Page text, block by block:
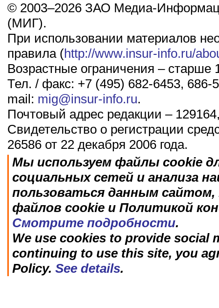
© 2003–2026 ЗАО Медиа-
(МИГ).
При использовании материалов
правила (http://www.insur-info.ru/
Возрастные ограничения – старше
Тел. / факс: +7 (495) 682-6453, 686-
mail: mig@insur-info.ru.
Почтовый адрес редакции –
Свидетельство о регистрации
26586 от 22 декабря 2006 года.
Мы используем файлы cookie
социальных сетей и анализа
пользоваться данным
файлов cookie и Политикой
Смотрите подробности.
We use cookies to provide social
continuing to use this site, you
Policy. See details.